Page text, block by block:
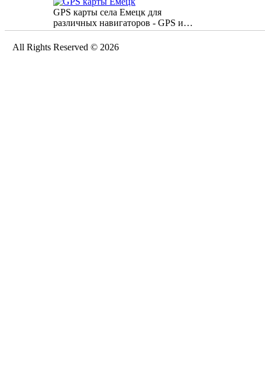
GPS карты села Емецк для
различных навигаторов - GPS и…
All Rights Reserved © 2026